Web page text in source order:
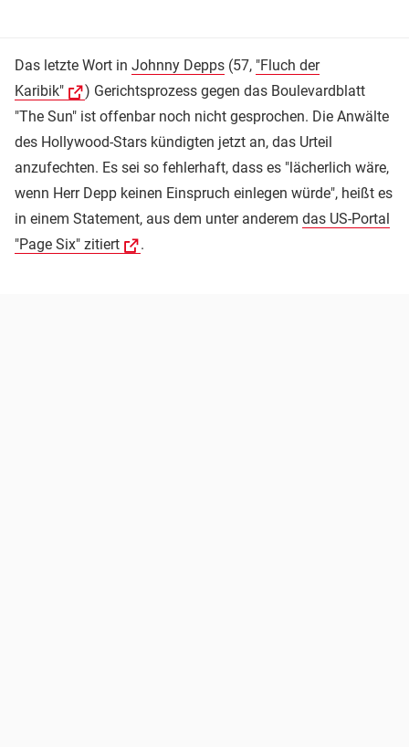
Das letzte Wort in Johnny Depps (57, "Fluch der
Karibik"
) Gerichtsprozess gegen das Boulevardblatt
"The Sun" ist offenbar noch nicht gesprochen. Die Anwälte
des Hollywood-Stars kündigten jetzt an, das Urteil
anzufechten. Es sei so fehlerhaft, dass es "lächerlich wäre,
wenn Herr Depp keinen Einspruch einlegen würde", heißt es
in einem Statement, aus dem unter anderem das US-Portal
"Page Six" zitiert
.